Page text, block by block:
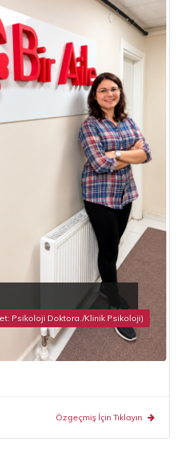
Psikoloji Doktora./Klinik Psikoloji)
Özgeçmiş İçin Tıklayın